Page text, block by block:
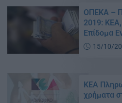
ΟΠΕΚΑ –
2019:
Επίδομα
15/10/
ΚΕΑ
χρήματα